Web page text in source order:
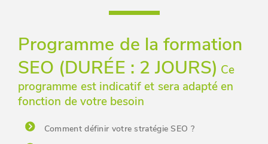
Programme de la formation
SEO (DURÉE : 2 JOURS) Ce
programme est indicatif et sera adapté en
fonction de votre besoin
Comment définir votre stratégie SEO ?